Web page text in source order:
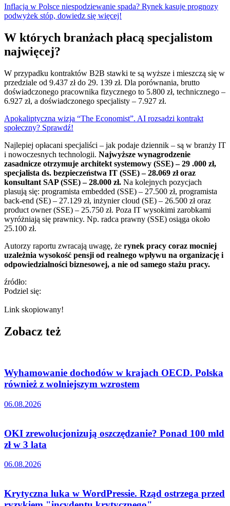
Inflacja w Polsce niespodziewanie spada? Rynek kasuje prognozy
podwyżek stóp, dowiedz się więcej!
W których branżach płacą specjalistom
najwięcej?
W przypadku kontraktów B2B stawki te są wyższe i mieszczą się w
przedziale od 9.437 zł do 29. 139 zł. Dla porównania, brutto
doświadczonego pracownika fizycznego to 5.800 zł, technicznego –
6.927 zł, a doświadczonego specjalisty – 7.927 zł.
Apokaliptyczna wizja “The Economist”. AI rozsadzi kontrakt
społeczny? Sprawdź!
Najlepiej opłacani specjaliści – jak podaje dziennik – są w branży IT
i nowoczesnych technologii. Najwyższe wynagrodzenie
zasadnicze otrzymuje architekt systemowy (SSE) – 29 .000 zł,
specjalista ds. bezpieczeństwa IT (SSE) – 28.069 zł oraz
konsultant SAP (SSE) – 28.000 zł. Na kolejnych pozycjach
plasują się: programista embedded (SSE) – 27.500 zł, programista
back-end (SE) – 27.129 zł, inżynier cloud (SE) – 26.500 zł oraz
product owner (SSE) – 25.750 zł. Poza IT wysokimi zarobkami
wyróżniają się prawnicy. Np. radca prawny (SSE) osiąga około
25.100 zł.
Autorzy raportu zwracają uwagę, że rynek pracy coraz mocniej
uzależnia wysokość pensji od realnego wpływu na organizację i
odpowiedzialności biznesowej, a nie od samego stażu pracy.
źródło:
Podziel się:
Link skopiowany!
Zobacz też
Wyhamowanie dochodów w krajach OECD. Polska
również z wolniejszym wzrostem
06.08.2026
OKI zrewolucjonizują oszczędzanie? Ponad 100 mld
zł w 3 lata
06.08.2026
Krytyczna luka w WordPressie. Rząd ostrzega przed